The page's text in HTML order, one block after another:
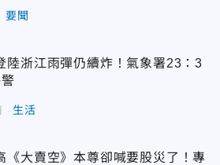
要聞
陸浙江雨彈仍續炸！氣象署23：3
生活
《大賣空》本尊卻喊要股災了！專